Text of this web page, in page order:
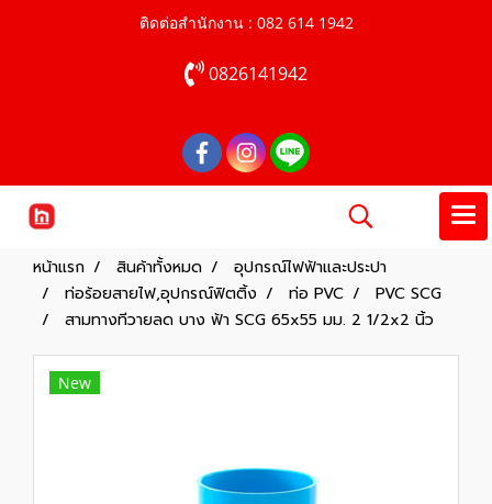
ติดต่อสำนักงาน : 082 614 1942
0826141942
หน้าแรก สินค้าทั้งหมด
อุปกรณ์ไฟฟ้าและประปา
ท่อร้อยสายไฟ,อุปกรณ์ฟิตติ้ง
ท่อ PVC
PVC SCG
สามทางทีวายลด บาง ฟ้า SCG 65x55 มม. 2 1/2x2 นิ้ว
New